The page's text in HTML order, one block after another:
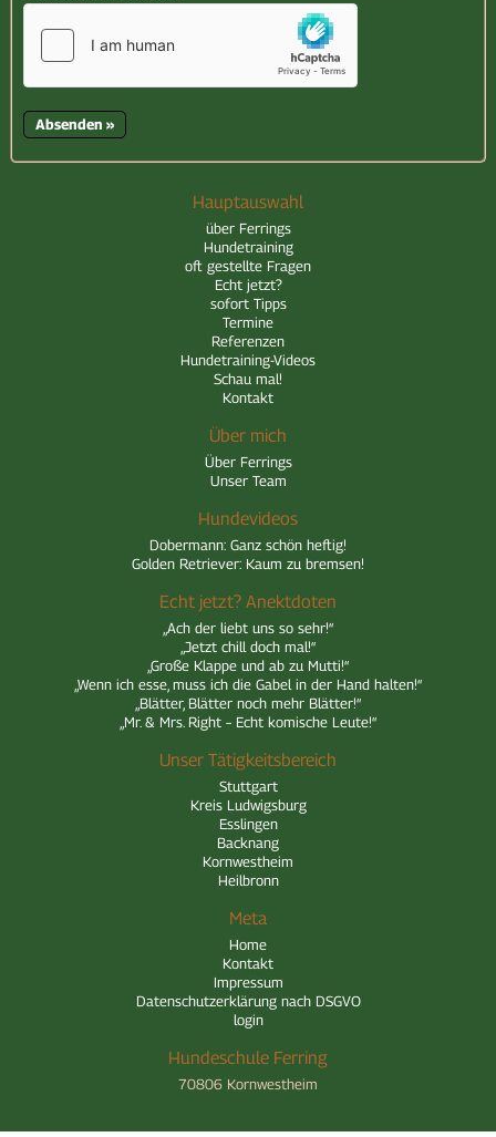
Hauptauswahl
über Ferrings
Hundetraining
oft gestellte Fragen
Echt jetzt?
sofort Tipps
Termine
Referenzen
Hundetraining-Videos
Schau mal!
Kontakt
Über mich
Über Ferrings
Unser Team
Hundevideos
Dobermann: Ganz schön heftig!
Golden Retriever: Kaum zu bremsen!
Echt jetzt? Anektdoten
„Ach der liebt uns so sehr!“
„Jetzt chill doch mal!“
„Große Klappe und ab zu Mutti!“
„Wenn ich esse, muss ich die Gabel in der Hand halten!“
„Blätter, Blätter noch mehr Blätter!“
„Mr. & Mrs. Right – Echt komische Leute!“
Unser Tätigkeitsbereich
Stuttgart
Kreis Ludwigsburg
Esslingen
Backnang
Kornwestheim
Heilbronn
Meta
Home
Kontakt
Impressum
Datenschutzerklärung nach DSGVO
login
Hundeschule Ferring
70806 Kornwestheim